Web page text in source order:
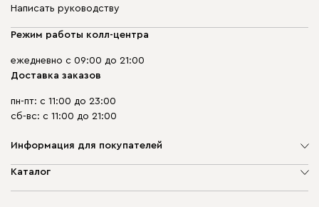
Написать руководству
Режим работы колл-центра
ежедневно с 09:00 до 21:00
Доставка заказов
пн-пт: с 11:00 до 23:00
сб-вс: с 11:00 до 21:00
Информация для покупателей
О компании
Каталог